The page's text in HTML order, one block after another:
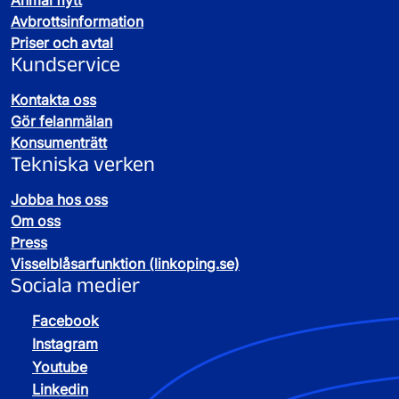
Avgifter för större mängder avfall
Avfall till återvinning
Avfallstyp
Brännbart
Elektronik övrigt
Trä, behandlat
Trä, obehandlat (ej förädlat) 105 kr/ton
Exempel på avfall du lämnar gratis:
Avbrottsinformation
Priser och avtal
Kundservice
Kontakta oss
Gör felanmälan
Konsumenträtt
Tekniska verken
Jobba hos oss
Om oss
Press
Visselblåsarfunktion (linkoping.se)
Sociala medier
Facebook
Instagram
Youtube
Linkedin